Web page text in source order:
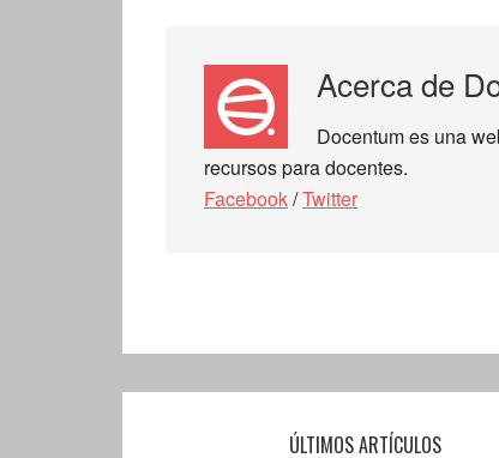
Acerca de
Docentum es una
recursos para docentes.
Facebook/Twitter
ÚLTIMOS ARTÍCULOS